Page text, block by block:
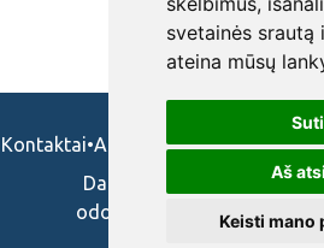
svetainės srautą
ateina mūsų
Aš
Keisti mano
Kontaktai•Apie mus•Naudojimosi
Darbo skelbimai ir
odontologams,